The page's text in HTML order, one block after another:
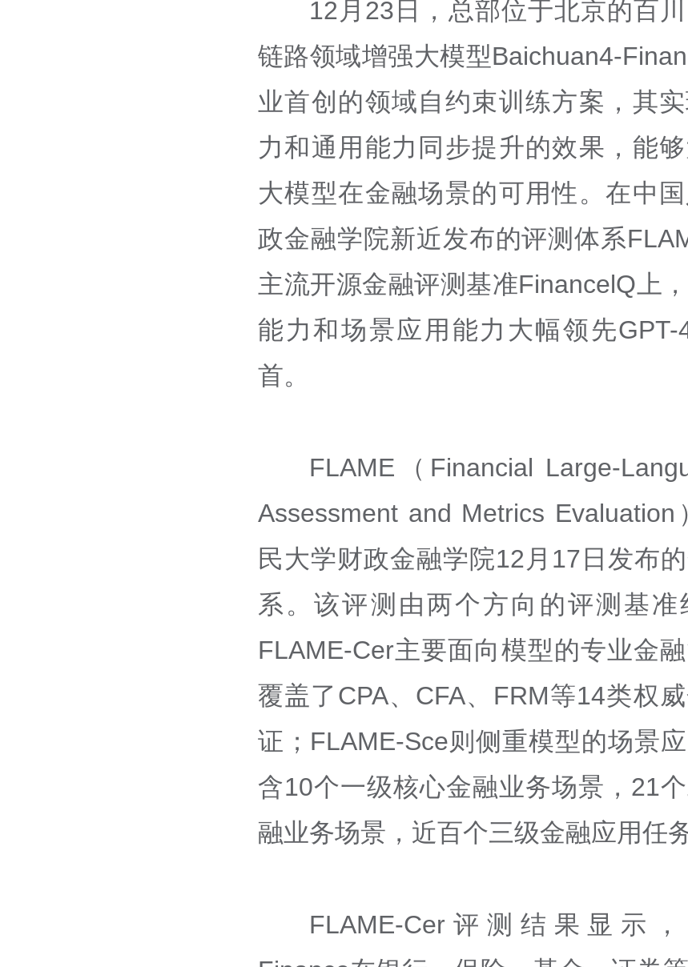
12月23日，总部位于北京的百
链路领域增强大模型Baichuan4-
业首创的领域自约束训练方案，其
力和通用能力同步提升的效果，能
大模型在金融场景的可用性。在中
政金融学院新近发布的评测体系
主流开源金融评测基准FinancelQ上
能力和场景应用能力大幅领先GPT-
首。
FLAME（Financial Large-
Assessment and Metrics
民大学财政金融学院12月17日发布
系。该评测由两个方向的评测基准
FLAME-Cer主要面向模型的专业金融
覆盖了CPA、CFA、FRM等14类权
证；FLAME-Sce则侧重模型的场景
含10个一级核心金融业务场景，21
融业务场景，近百个三级金融应用任务
FLAME-Cer评测结果显示，